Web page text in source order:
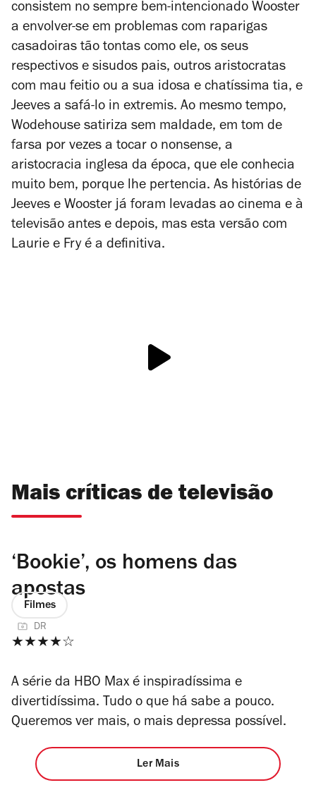
consistem no sempre bem-intencionado Wooster
a envolver-se em problemas com raparigas
casadoiras tão tontas como ele, os seus
respectivos e sisudos pais, outros aristocratas
com mau feitio ou a sua idosa e chatíssima tia, e
Jeeves a safá-lo in extremis. Ao mesmo tempo,
Wodehouse satiriza sem maldade, em tom de
farsa por vezes a tocar o nonsense, a
aristocracia inglesa da época, que ele conhecia
muito bem, porque lhe pertencia. As histórias de
Jeeves e Wooster já foram levadas ao cinema e à
televisão antes e depois, mas esta versão com
Laurie e Fry é a definitiva.
Mais críticas de televisão
‘Bookie’, os homens das
apostas
Filmes
DR
★★★★☆
A série da HBO Max é inspiradíssima e
divertidíssima. Tudo o que há sabe a pouco.
Queremos ver mais, o mais depressa possível.
Ler Mais